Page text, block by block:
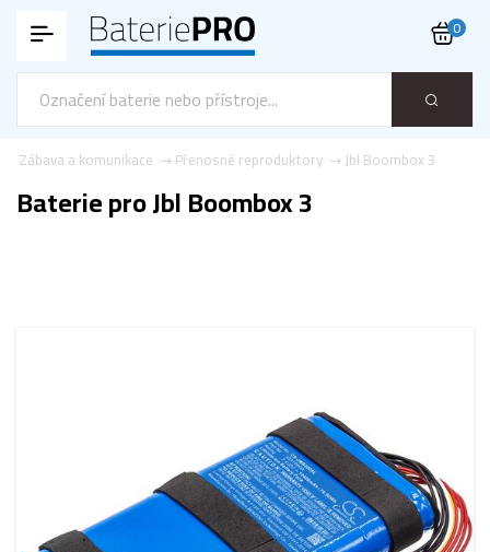
0
Jbl Boombox 3
Přenosné reproduktory
Zábava a komunikace
Baterie pro Jbl Boombox 3